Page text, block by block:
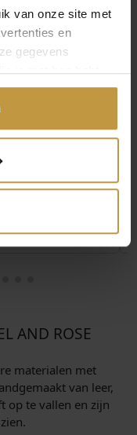
van onze site met
en
gegevens
je met hen hebt
via jouw gebruik van
€55,00
AND ROSE FULL
HERRINGBONE
BLACK R…
leverbaar, 1
werkdag
AND ROSE
materialen met
van leer,
op te vallen en zijn